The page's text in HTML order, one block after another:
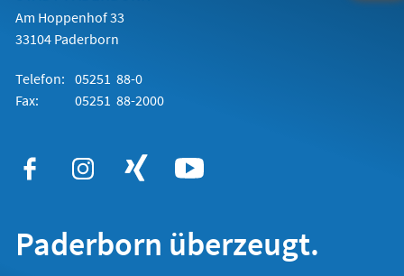
Am Hoppenhof 33
33104 Paderborn
Telefon: 05251 88-0
Fax:
05251 88-2000
Paderborn überzeugt.